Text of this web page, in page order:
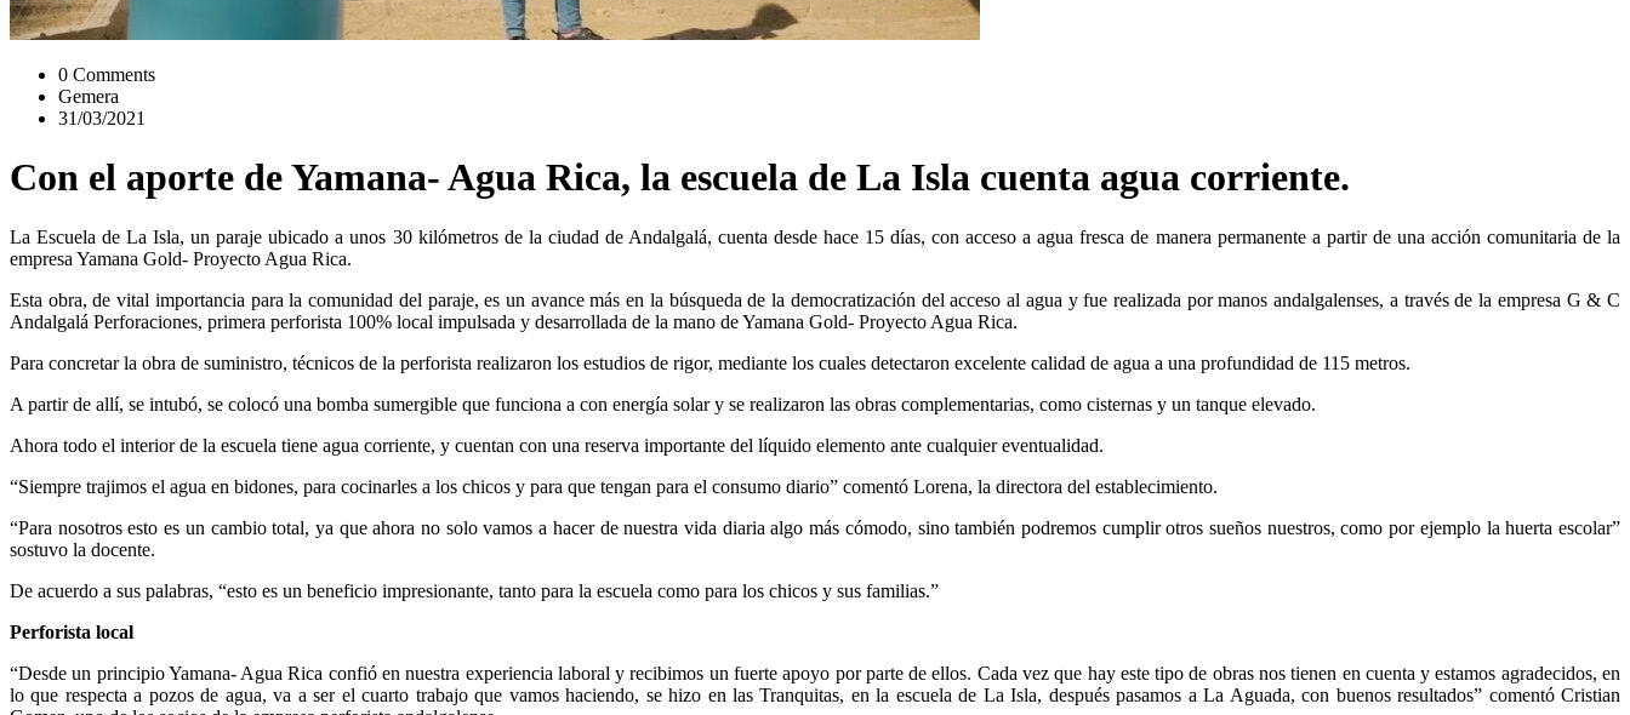
0 Comments
Gemera
31/03/2021
Con el aporte de Yamana- Agua Rica, la escuela de La Isla cuenta agua corriente.
La Escuela de La Isla, un paraje ubicado a unos 30 kilómetros de la ciudad de Andalgalá, cuenta desde hace 15 días, con acceso a agua fresca de manera permanente a partir de una acción comunitaria de la
empresa Yamana Gold- Proyecto Agua Rica.
Esta obra, de vital importancia para la comunidad del paraje, es un avance más en la búsqueda de la democratización del acceso al agua y fue realizada por manos andalgalenses, a través de la empresa G & C
Andalgalá Perforaciones, primera perforista 100% local impulsada y desarrollada de la mano de Yamana Gold- Proyecto Agua Rica.
Para concretar la obra de suministro, técnicos de la perforista realizaron los estudios de rigor, mediante los cuales detectaron excelente calidad de agua a una profundidad de 115 metros.
A partir de allí, se intubó, se colocó una bomba sumergible que funciona a con energía solar y se realizaron las obras complementarias, como cisternas y un tanque elevado.
Ahora todo el interior de la escuela tiene agua corriente, y cuentan con una reserva importante del líquido elemento ante cualquier eventualidad.
“Siempre trajimos el agua en bidones, para cocinarles a los chicos y para que tengan para el consumo diario” comentó Lorena, la directora del establecimiento.
“Para nosotros esto es un cambio total, ya que ahora no solo vamos a hacer de nuestra vida diaria algo más cómodo, sino también podremos cumplir otros sueños nuestros, como por ejemplo la huerta escolar”
sostuvo la docente.
De acuerdo a sus palabras, “esto es un beneficio impresionante, tanto para la escuela como para los chicos y sus familias.”
Perforista local
“Desde un principio Yamana- Agua Rica confió en nuestra experiencia laboral y recibimos un fuerte apoyo por parte de ellos. Cada vez que hay este tipo de obras nos tienen en cuenta y estamos agradecidos, en
lo que respecta a pozos de agua, va a ser el cuarto trabajo que vamos haciendo, se hizo en las Tranquitas, en la escuela de La Isla, después pasamos a La Aguada, con buenos resultados” comentó Cristian